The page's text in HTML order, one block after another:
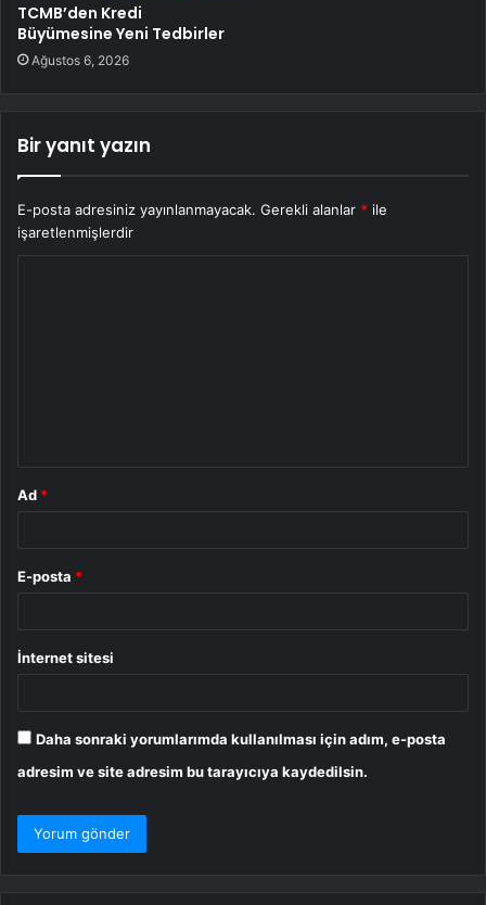
TCMB’den Kredi
Büyümesine Yeni Tedbirler
Ağustos 6, 2026
Bir yanıt yazın
E-posta adresiniz yayınlanmayacak. Gerekli alanlar * ile
işaretlenmişlerdir
Ad *
E-posta *
İnternet sitesi
Daha sonraki yorumlarımda kullanılması için adım, e-posta
adresim ve site adresim bu tarayıcıya kaydedilsin.